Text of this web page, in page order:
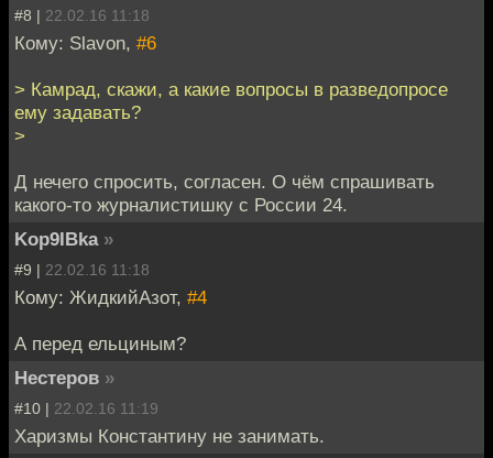
#8 | 22.02.16 11:18
Кому: Slavon, #6
> Камрад, скажи, а какие вопросы в разведопросе
ему задавать?
>
Д нечего спросить, согласен. О чём спрашивать
какого-то журналистишку с России 24.
Kop9IBka »
#9 | 22.02.16 11:18
Кому: ЖидкийАзот, #4
А перед ельциным?
Нестеров »
#10 | 22.02.16 11:19
Харизмы Константину не занимать.